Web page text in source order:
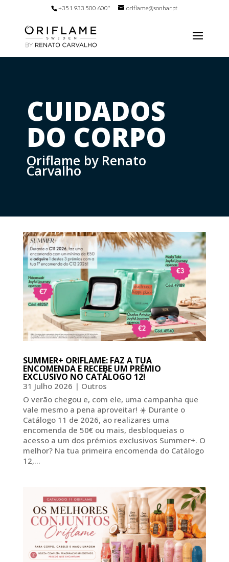
+351 933 500 600* oriflame@sonhar.pt
CUIDADOS
DO CORPO
Oriflame by Renato
Carvalho
SUMMER+ ORIFLAME: FAZ A TUA
ENCOMENDA E RECEBE UM PRÉMIO
EXCLUSIVO NO CATÁLOGO 12!
31 Julho 2026 | Outros
O verão chegou e, com ele, uma campanha que
vale mesmo a pena aproveitar! ☀️ Durante o
Catálogo 11 de 2026, ao realizares uma
encomenda de 50€ ou mais, desbloqueias o
acesso a um dos prémios exclusivos Summer+. O
melhor? Na tua primeira encomenda do Catálogo
12,...